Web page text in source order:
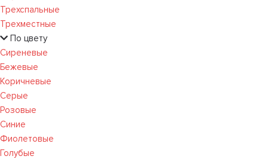
Трехспальные
Трехместные
По цвету
Сиреневые
Бежевые
Коричневые
Серые
Розовые
Синие
Фиолетовые
Голубые